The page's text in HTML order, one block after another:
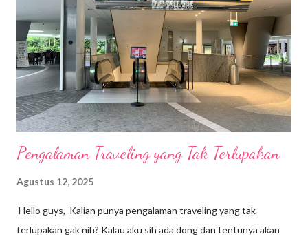
Pengalaman Traveling yang Tak Terlupakan
Agustus 12, 2025
Hello guys, Kalian punya pengalaman traveling yang tak
terlupakan gak nih? Kalau aku sih ada dong dan tentunya akan